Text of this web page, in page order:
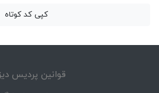
کپی کد کوتاه
قوانین پردیس